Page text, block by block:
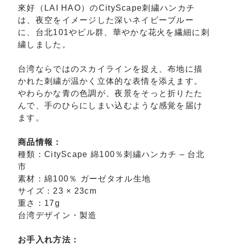
來好（LAI HAO）のCityScape刺繍ハンカチ
は、夜空をイメージした深いネイビーブルー
に、台北101やビル群、華やかな花火を繊細に刺
繍しました。
台湾ならではのスカイラインを捉え、布地に描
かれた刺繍が温かく立体的な表情を添えます。
やわらかな青の色調が、夜景をそっと折りたた
んで、手のひらにしまい込むような感覚を届け
ます。
商品情報：
種類：CityScape 綿100％刺繍ハンカチ – 台北
市
素材：綿100％ ガーゼタオル生地
サイズ：23 × 23cm
重さ：17g
台湾デザイン・製造
お手入れ方法：